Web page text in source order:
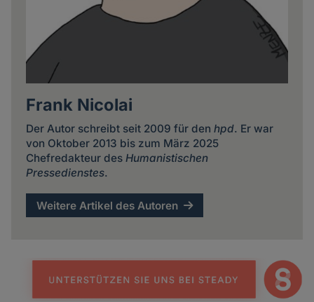
Frank Nicolai
Der Autor schreibt seit 2009 für den hpd. Er war
von Oktober 2013 bis zum März 2025
Chefredakteur des Humanistischen
Pressedienstes.
Weitere Artikel des Autoren